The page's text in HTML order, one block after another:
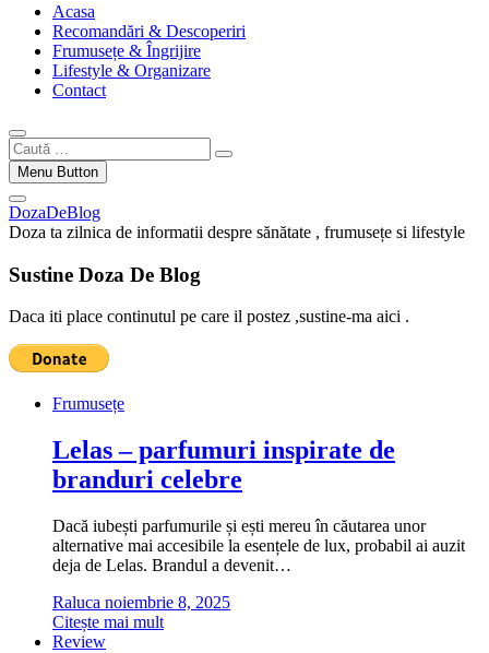
Acasa
Recomandări & Descoperiri
Frumusețe & Îngrijire
Lifestyle & Organizare
Contact
Caută
…Menu Button
DozaDeBlog
Doza ta zilnica de informatii despre sănătate , frumusețe si lifestyle
Sustine Doza De Blog
Daca iti place continutul pe care il postez ,sustine-ma aici .
Frumusețe
Lelas – parfumuri inspirate de
branduri celebre
Dacă iubești parfumurile și ești mereu în căutarea unor
alternative mai accesibile la esențele de lux, probabil ai auzit
deja de Lelas. Brandul a devenit…
Raluca noiembrie 8, 2025
Citește mai mult
Review